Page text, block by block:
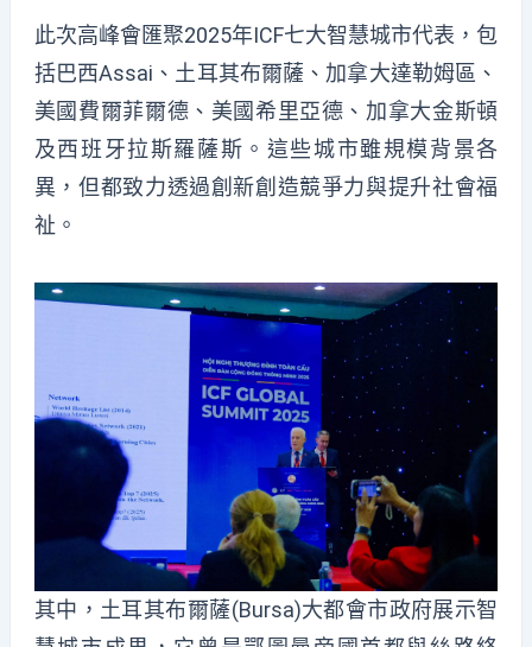
此次高峰會匯聚2025年ICF七大智慧城市代表，包
括巴西Assai、土耳其布爾薩、加拿大達勒姆區、
美國費爾菲爾德、美國希里亞德、加拿大金斯頓
及西班牙拉斯羅薩斯。這些城市雖規模背景各
異，但都致力透過創新創造競爭力與提升社會福
祉。
其中，土耳其布爾薩(Bursa)大都會市政府展示智